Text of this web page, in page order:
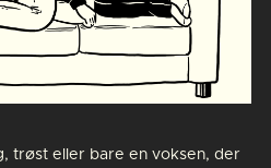
trøst eller bare en voksen, der